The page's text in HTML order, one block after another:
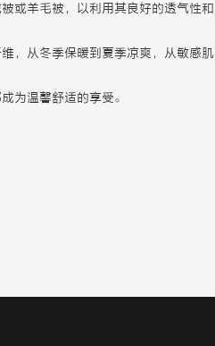
或羊毛被，以利用其良好的透气性和
，从冬季保暖到夏季凉爽，从敏感肌
为温馨舒适的享受。